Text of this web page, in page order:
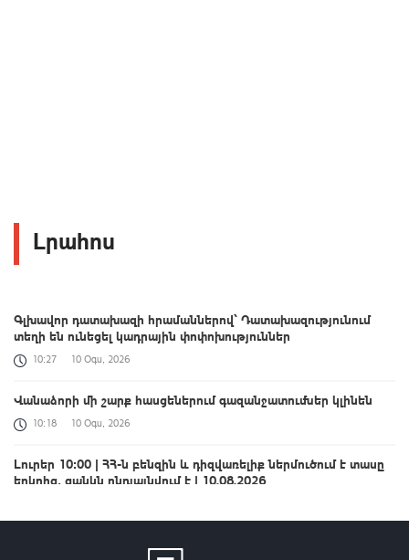
Լրահոս
Գլխավոր դատախազի հրամաններով` Դատախազությունում
տեղի են ունեցել կադրային փոփոխություններ
10:27 10 Օգս, 2026
Վանաձորի մի շարք հասցեներում գազանջատումներ կլինեն
10:18 10 Օգս, 2026
Լուրեր 10:00 | ՀՀ-ն բենզին և դիզվառելիք ներմուծում է տասը
երկրից, ցանկն ընդլայնվում է | 10.08.2026